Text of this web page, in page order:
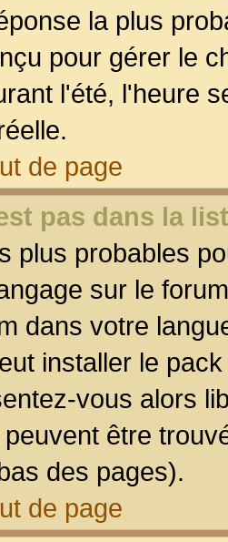
la plus
pour gérer le
l'été, l'heure
de page
pas dans la
plus probables
sur le
dans votre
installer le
vous alors
être
des pages).
de page